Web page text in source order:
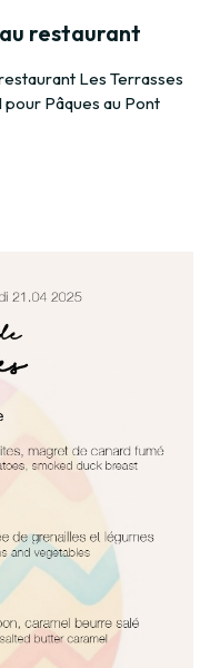
restaurant
Les Terrasses
pour Pâques au Pont